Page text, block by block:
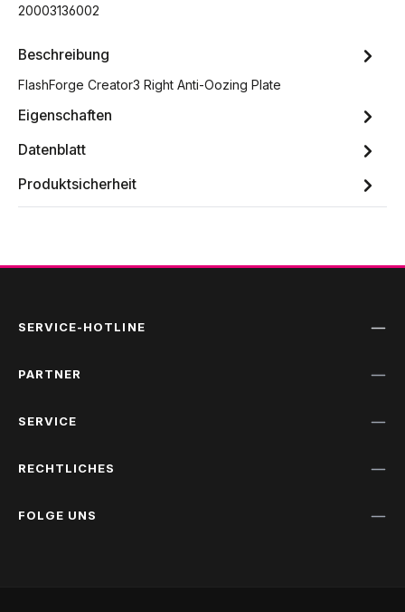
20003136002
Beschreibung
FlashForge Creator3 Right Anti-Oozing Plate
Eigenschaften
Datenblatt
Produktsicherheit
SERVICE-HOTLINE
PARTNER
SERVICE
RECHTLICHES
FOLGE UNS